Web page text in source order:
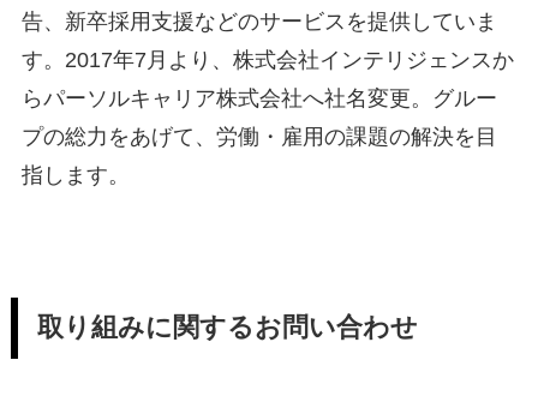
告、新卒採用支援などのサービスを提供していま
す。2017年7月より、株式会社インテリジェンスか
らパーソルキャリア株式会社へ社名変更。グルー
プの総力をあげて、労働・雇用の課題の解決を目
指します。
取り組みに関するお問い合わせ